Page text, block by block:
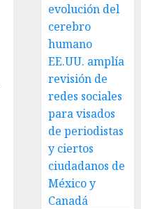
evolución del
cerebro
humano
EE.UU. amplía
revisión de
redes sociales
para visados
de periodistas
y ciertos
ciudadanos de
México y
Canadá